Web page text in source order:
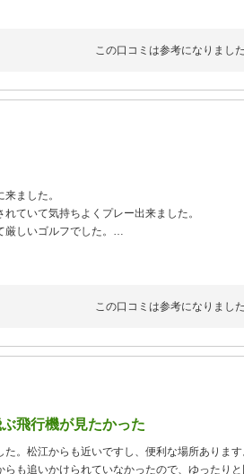
この口コミは参考になりまし
ました。
れていて気持ちよくプレー出来ました。
しいゴルフでした。
この口コミは参考になりまし
飛行機が見たかった
た。松江からも近いですし、便利な場所ありま
らも追いかけられていなかったので、ゆったり